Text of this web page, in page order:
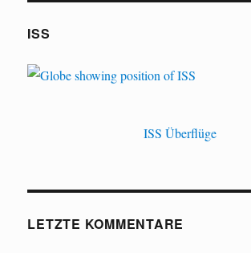
ISS
ISS Überflüge
LETZTE KOMMENTARE